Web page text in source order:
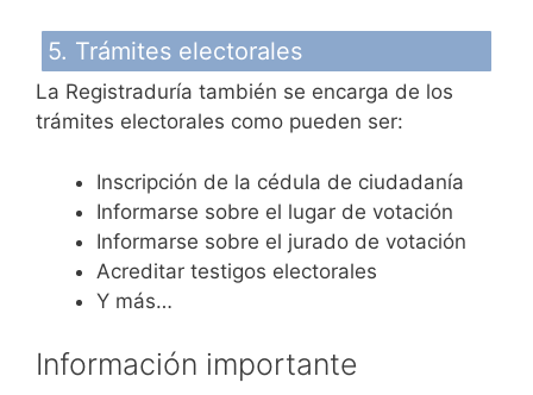
5. Trámites electorales
La Registraduría también se encarga de los
trámites electorales como pueden ser:
Inscripción de la cédula de ciudadanía
Informarse sobre el lugar de votación
Informarse sobre el jurado de votación
Acreditar testigos electorales
Y más…
Información importante